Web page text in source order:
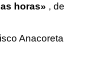
horas» , de
Anacoreta